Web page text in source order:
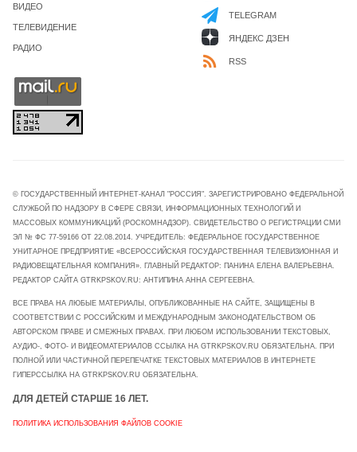
ВИДЕО
ТЕЛЕВИДЕНИЕ
РАДИО
TELEGRAM
ЯНДЕКС ДЗЕН
RSS
© ГОСУДАРСТВЕННЫЙ ИНТЕРНЕТ-КАНАЛ "РОССИЯ". ЗАРЕГИСТРИРОВАНО ФЕДЕРАЛЬНОЙ
СЛУЖБОЙ ПО НАДЗОРУ В СФЕРЕ СВЯЗИ, ИНФОРМАЦИОННЫХ ТЕХНОЛОГИЙ И
МАССОВЫХ КОММУНИКАЦИЙ (РОСКОМНАДЗОР). СВИДЕТЕЛЬСТВО О РЕГИСТРАЦИИ СМИ
ЭЛ № ФС 77-59166 ОТ 22.08.2014. УЧРЕДИТЕЛЬ: ФЕДЕРАЛЬНОЕ ГОСУДАРСТВЕННОЕ
УНИТАРНОЕ ПРЕДПРИЯТИЕ «ВСЕРОССИЙСКАЯ ГОСУДАРСТВЕННАЯ ТЕЛЕВИЗИОННАЯ И
РАДИОВЕЩАТЕЛЬНАЯ КОМПАНИЯ». ГЛАВНЫЙ РЕДАКТОР: ПАНИНА ЕЛЕНА ВАЛЕРЬЕВНА.
РЕДАКТОР САЙТА GTRKPSKOV.RU: АНТИПИНА АННА СЕРГЕЕВНА.
ВСЕ ПРАВА НА ЛЮБЫЕ МАТЕРИАЛЫ, ОПУБЛИКОВАННЫЕ НА САЙТЕ, ЗАЩИЩЕНЫ В
СООТВЕТСТВИИ С РОССИЙСКИМ И МЕЖДУНАРОДНЫМ ЗАКОНОДАТЕЛЬСТВОМ ОБ
АВТОРСКОМ ПРАВЕ И СМЕЖНЫХ ПРАВАХ. ПРИ ЛЮБОМ ИСПОЛЬЗОВАНИИ ТЕКСТОВЫХ,
АУДИО-, ФОТО- И ВИДЕОМАТЕРИАЛОВ ССЫЛКА НА GTRKPSKOV.RU ОБЯЗАТЕЛЬНА. ПРИ
ПОЛНОЙ ИЛИ ЧАСТИЧНОЙ ПЕРЕПЕЧАТКЕ ТЕКСТОВЫХ МАТЕРИАЛОВ В ИНТЕРНЕТЕ
ГИПЕРССЫЛКА НА GTRKPSKOV.RU ОБЯЗАТЕЛЬНА.
ДЛЯ ДЕТЕЙ СТАРШЕ 16 ЛЕТ.
ПОЛИТИКА ИСПОЛЬЗОВАНИЯ ФАЙЛОВ COOKIE